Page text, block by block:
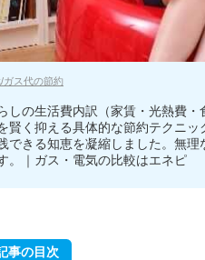
ガス代の節約
しの生活費内訳（家賃・光熱費
賢く抑える具体的な節約テクニ
できる知恵を凝縮しました。無
。｜ガス・電気の比較はエネピ
事の目次